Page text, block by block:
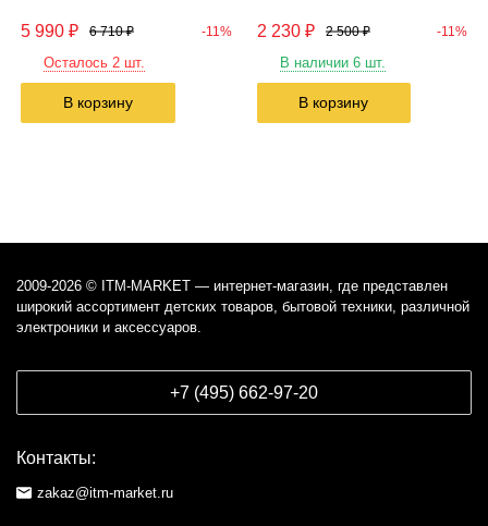
5 990 ₽ 6 710 ₽ -11%
Осталось 2 шт.
В корзину
2 230 ₽ 2 500 ₽ -11%
В наличии 6 шт.
В корзину
2009-2026 © ITM-MARKET — интернет-магазин, где представлен
широкий ассортимент детских товаров, бытовой техники, различной
электроники и аксессуаров.
+7 (495) 662-97-20
Контакты:
zakaz@itm-market.ru